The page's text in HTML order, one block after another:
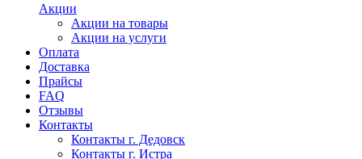
Акции
Акции на товары
Акции на услуги
Оплата
Доставка
Прайсы
FAQ
Отзывы
Контакты
Контакты г. Дедовск
Контакты г. Истра